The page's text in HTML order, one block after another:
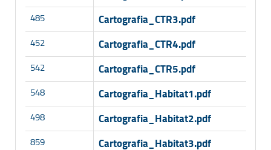
485 Cartografia_CTR3.pdf
452 Cartografia_CTR4.pdf
542 Cartografia_CTR5.pdf
548 Cartografia_Habitat1.pdf
498 Cartografia_Habitat2.pdf
859 Cartografia_Habitat3.pdf